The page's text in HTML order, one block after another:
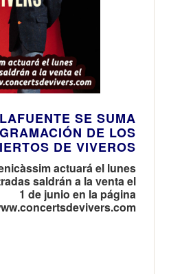
SE SUMA
DE LOS
DE VIVEROS
actuará el lunes
saldrán a la venta el
1 de junio en la página